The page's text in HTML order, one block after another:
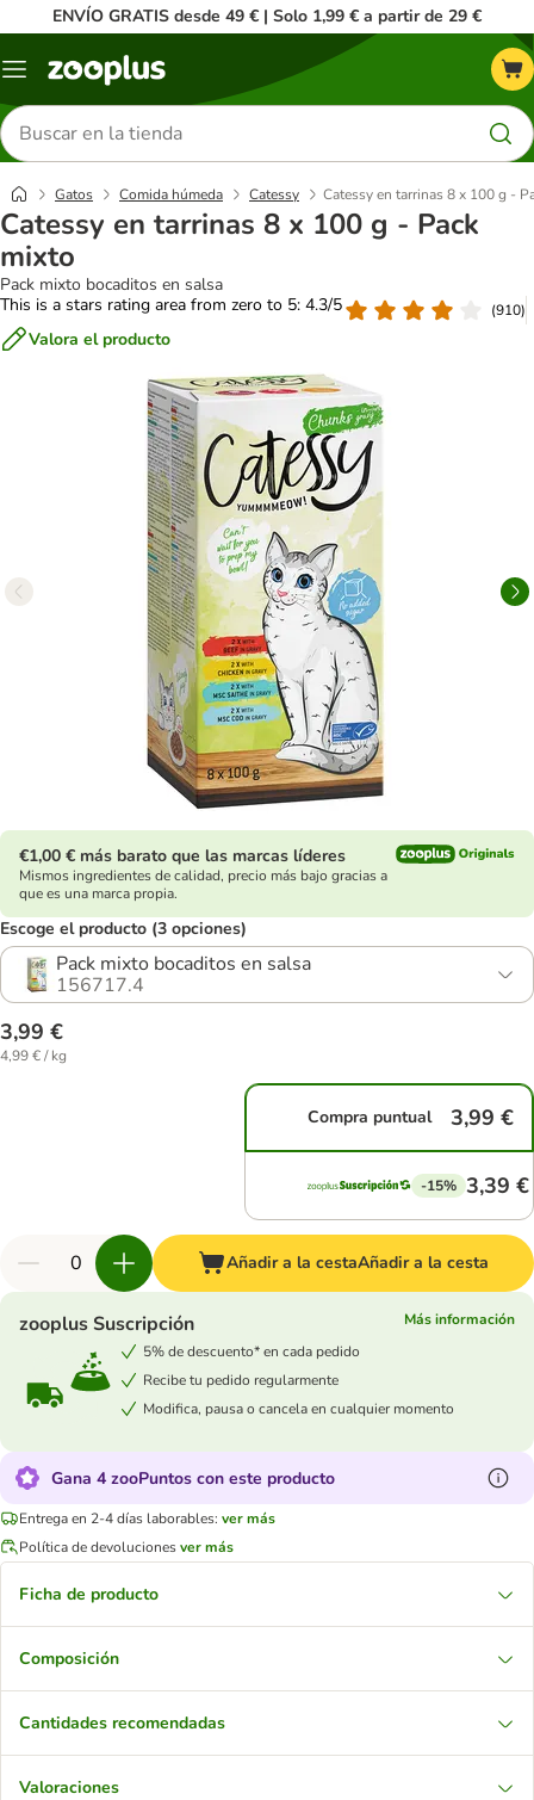
ENVÍO GRATIS desde 49 € | Solo 1,99 € a partir de 29 €
Menú
Buscar
productos
Gatos Comida húmeda Catessy Catessy en tarrinas 8 x 100 g -
Catessy en tarrinas 8 x 100 g - Pack
mixto
Pack mixto bocaditos en salsa
This is a stars rating area from zero to 5: 4.3/5
(910)
Valora el producto
€1,00 € más barato que las marcas líderes
Mismos ingredientes de calidad, precio más bajo gracias a
que es una marca propia.
Escoge el producto (3 opciones)
Pack mixto bocaditos en salsa
156717.4
3,99 €
4,99 € / kg
Compra puntual 3,99 €
-15% 3,39 €
Añadir a la cestaAñadir a la cesta
zooplus Suscripción
Más información
5% de descuento* en cada pedido
Recibe tu pedido regularmente
Modifica, pausa o cancela en cualquier momento
Gana 4 zooPuntos con este producto
Entrega en 2-4 días laborables: ver más
Política de devolucionesver más
Ficha de producto
Composición
Cantidades recomendadas
Valoraciones